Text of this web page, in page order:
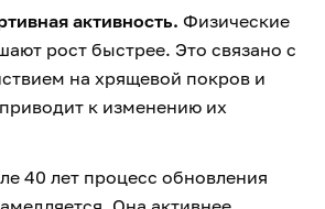
активность. Физические
рост быстрее. Это связано с
на хрящевой покров и
к изменению их
40 лет процесс обновления